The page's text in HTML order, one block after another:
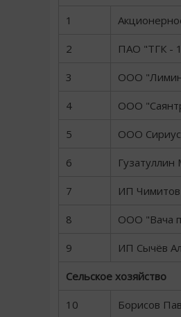
1
2 ПАО "ТГК -
3 ООО
4 ООО
5 ООО Сириус
6
7 ИП Чимитов
8 ООО "Вача
9 ИП Сычёв
Сельское хозяйство
10 Борисов